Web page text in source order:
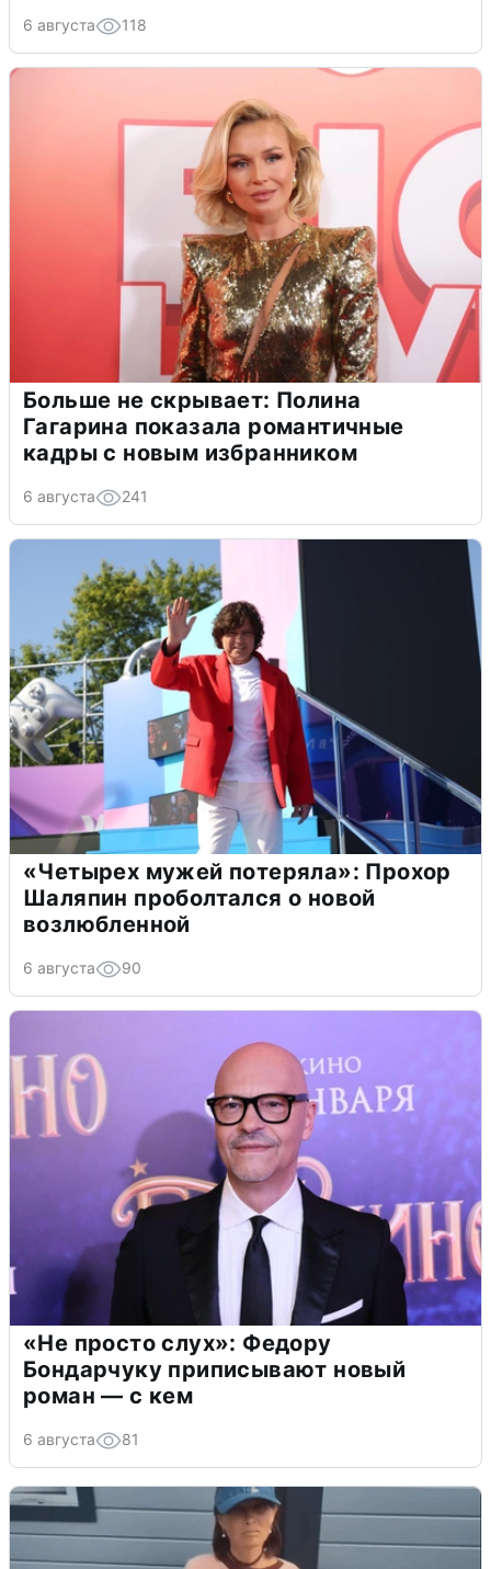
6 августа 118
Больше не скрывает: Полина
Гагарина показала романтичные
кадры с новым избранником
6 августа 241
«Четырех мужей потеряла»: Прохор
Шаляпин проболтался о новой
возлюбленной
6 августа 90
«Не просто слух»: Федору
Бондарчуку приписывают новый
роман — с кем
6 августа 81